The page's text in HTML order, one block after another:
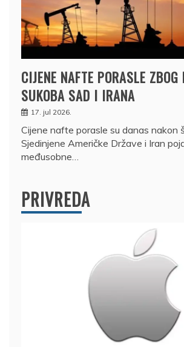
CIJENE NAFTE PORASLE ZBOG
SUKOBA SAD I IRANA
17. jul 2026.
Cijene nafte porasle su danas nakon
Sjedinjene Američke Države i Iran
međusobne…
PRIVREDA